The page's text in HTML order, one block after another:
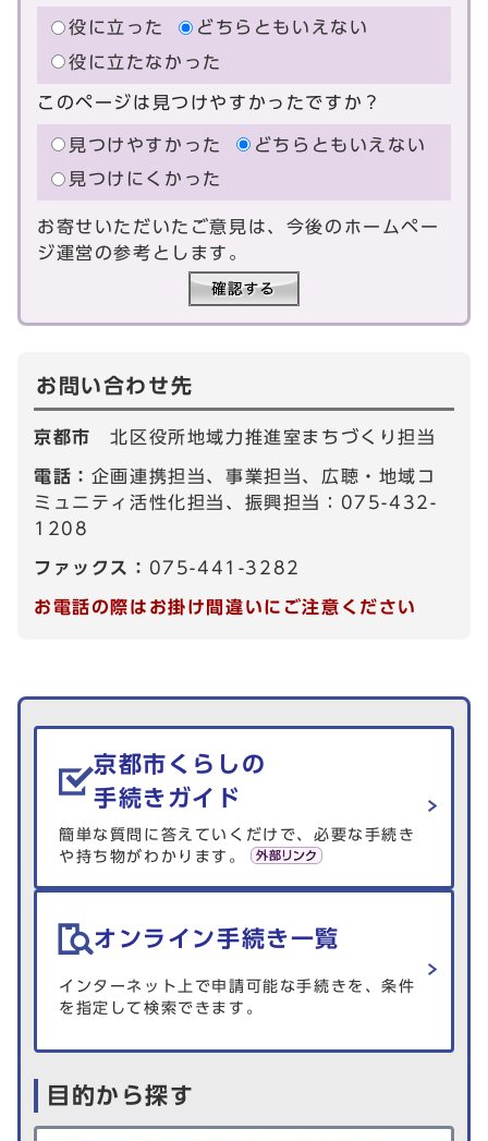
役に立った
どちらともいえない
役に立たなかった
このページは見つけやすかったですか？
見つけやすかった
どちらともいえない
見つけにくかった
お寄せいただいたご意見は、今後のホームペー
ジ運営の参考とします。
お問い合わせ先
京都市北区役所地域力推進室まちづくり担当
電話： 企画連携担当、事業担当、広聴・地域コ
ミュニティ活性化担当、振興担当：075-432-
1208
ファックス： 075-441-3282
お電話の際はお掛け間違いにご注意ください
生活情報を探す
京都市くらしの
手続きガイド
簡単な質問に答えていくだけで、必要な手続き
や持ち物がわかります。
オンライン手続き一覧
インターネット上で申請可能な手続きを、条件
を指定して検索できます。
目的から探す